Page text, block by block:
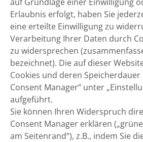
Erlaubnis erfolgt, haben Sie
eine erteilte Einwilligung zu
Verarbeitung Ihrer Daten durch
zu widersprechen
bezeichnet). Die auf dieser
Cookies und deren Speicherdauer
Consent Manager“ unter
aufgeführt.
Sie können Ihren Widerspruch
Consent Manager erklären
am Seitenrand“), z.B., indem Sie